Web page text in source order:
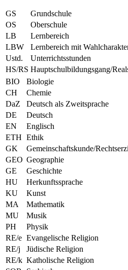
GS
Grundschule
OS
Oberschule
LB
Lernbereich
LBW
Lernbereich mit
Ustd.
Unterrichtsstunden
HS/RS Hauptschulbildungsgang/
BIO
Biologie
CH
Chemie
DaZ
Deutsch als Zweitsprache
DE
Deutsch
EN
Englisch
ETH Ethik
GK
Gemeinschaftskunde/
GEO Geographie
GE
Geschichte
HU
Herkunftssprache
KU
Kunst
MA
Mathematik
MU
Musik
PH
Physik
RE/e Evangelische Religion
RE/j
Jüdische Religion
RE/k Katholische Religion